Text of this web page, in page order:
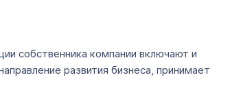
собственника компании включают и
развития бизнеса, принимает